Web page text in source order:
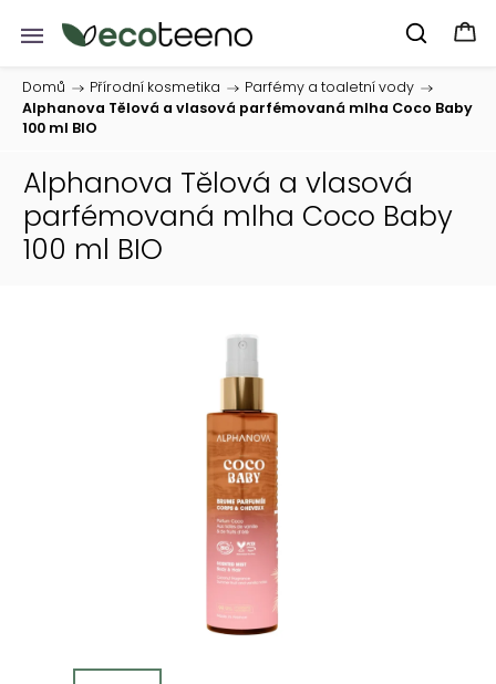
Domů / Přírodní kosmetika / Parfémy a toaletní vody /
Alphanova Tělová a vlasová parfémovaná mlha Coco Baby
100 ml BIO
Alphanova Tělová a vlasová
parfémovaná mlha Coco Baby
100 ml BIO